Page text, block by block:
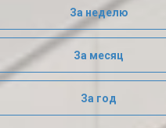
За неделю
За месяц
За год